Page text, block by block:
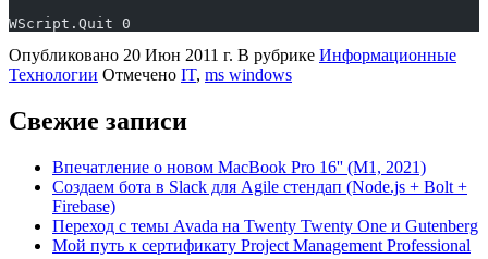
WScript.Quit 0
Опубликовано 20 Июн 2011 г. В рубрике Информационные
Технологии Отмечено IT, ms windows
Свежие записи
Впечатление о новом MacBook Pro 16'' (M1, 2021)
Создаем бота в Slack для Agile стендап (Node.js + Bolt +
Firebase)
Переход с темы Avada на Twenty Twenty One и Gutenberg
Мой путь к сертификату Project Management Professional